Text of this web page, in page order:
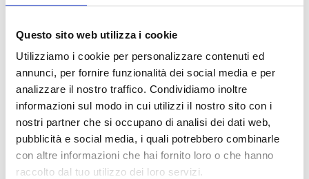
Questo sito web utilizza i cookie
Utilizziamo i cookie per personalizzare contenuti ed
annunci, per fornire funzionalità dei social media e per
analizzare il nostro traffico. Condividiamo inoltre
informazioni sul modo in cui utilizzi il nostro sito con i
nostri partner che si occupano di analisi dei dati web,
pubblicità e social media, i quali potrebbero combinarle
con altre informazioni che hai fornito loro o che hanno
raccolto dal tuo utilizzo dei loro servizi.
Organizzatore
Ciardes
www.musikkapelle-tschars.de.vu/
torna ai top eventi
IL CONTENUTO VI È STATO UTILE?